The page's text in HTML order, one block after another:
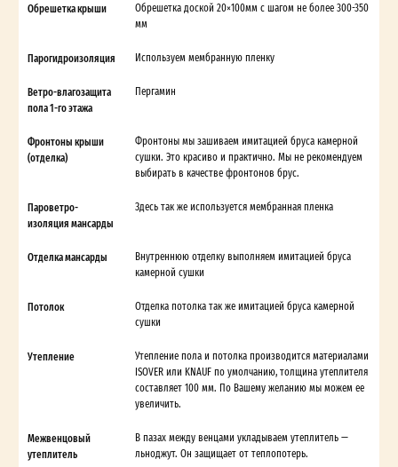
Обрешетка крыши
Обрешетка доской 20×100мм с шагом не более 300-350
мм
Парогидроизоляция Используем мембранную пленку
Ветро-влагозащита
пола 1-го этажа
Пергамин
Фронтоны крыши
(отделка)
Фронтоны мы зашиваем имитацией бруса камерной
сушки. Это красиво и практично. Мы не рекомендуем
выбирать в качестве фронтонов брус.
Пароветро-
изоляция мансарды
Здесь так же используется мембранная пленка
Отделка мансарды
Внутреннюю отделку выполняем имитацией бруса
камерной сушки
Потолок
Отделка потолка так же имитацией бруса камерной
сушки
Утепление
Утепление пола и потолка производится материалами
ISOVER или KNAUF по умолчанию, толщина утеплителя
составляет 100 мм. По Вашему желанию мы можем ее
увеличить.
Межвенцовый
утеплитель
В пазах между венцами укладываем утеплитель —
льноджут. Он защищает от теплопотерь.